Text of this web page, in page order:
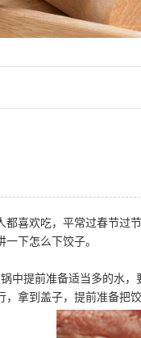
喜欢吃，平常过春节
下怎么下饺子。
中提前准备适当多的水
拿到盖子，提前准备把